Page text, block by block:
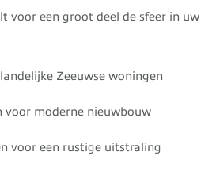
voor een groot deel de sfeer in uw
Zeeuwse woningen
voor moderne nieuwbouw
voor een rustige uitstraling